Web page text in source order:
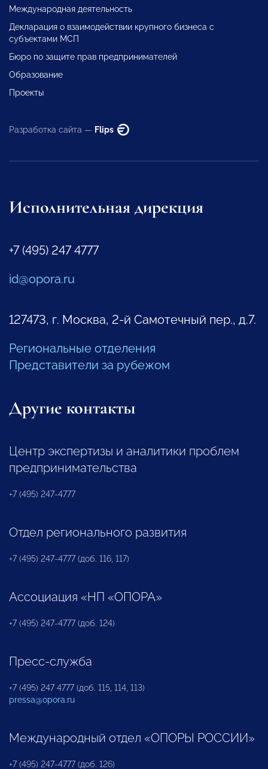
Международная деятельность
Декларация о взаимодействии крупного бизнеса с
субъектами МСП
Бюро по защите прав предпринимателей
Образование
Проекты
Разработка сайта — Flips
Исполнительная дирекция
+7 (495) 247 4777
id@opora.ru
127473, г. Москва, 2-й Самотечный пер., д.7.
Региональные отделения
Представители за рубежом
Другие контакты
Центр экспертизы и аналитики проблем
предпринимательства
+7 (495) 247-4777
Отдел регионального развития
+7 (495) 247-4777 (доб. 116, 117)
Ассоциация «НП «ОПОРА»
+7 (495) 247-4777 (доб. 124)
Пресс-служба
+7 (495) 247 4777 (доб. 115, 114, 113)
pressa@opora.ru
Международный отдел «ОПОРЫ РОССИИ»
+7 (495) 247-4777 (доб. 126)